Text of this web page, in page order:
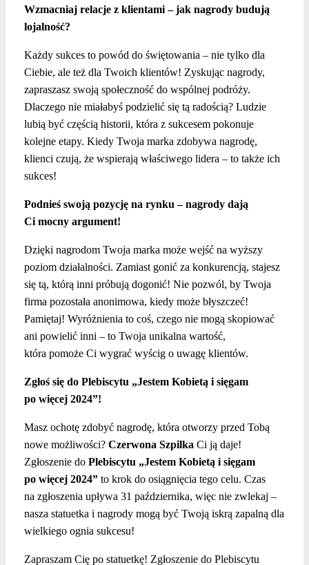
Wzmacniaj relacje z klientami – jak nagrody budują
lojalność?
Każdy sukces to powód do świętowania – nie tylko dla
Ciebie, ale też dla Twoich klientów! Zyskując nagrody,
zapraszasz swoją społeczność do wspólnej podróży.
Dlaczego nie miałabyś podzielić się tą radością? Ludzie
lubią być częścią historii, która z sukcesem pokonuje
kolejne etapy. Kiedy Twoja marka zdobywa nagrodę,
klienci czują, że wspierają właściwego lidera – to także ich
sukces!
Podnieś swoją pozycję na rynku – nagrody dają
Ci mocny argument!
Dzięki nagrodom Twoja marka może wejść na wyższy
poziom działalności. Zamiast gonić za konkurencją, stajesz
się tą, którą inni próbują dogonić! Nie pozwól, by Twoja
firma pozostała anonimowa, kiedy może błyszczeć!
Pamiętaj! Wyróżnienia to coś, czego nie mogą skopiować
ani powielić inni – to Twoja unikalna wartość,
która pomoże Ci wygrać wyścig o uwagę klientów.
Zgłoś się do Plebiscytu „Jestem Kobietą i sięgam
po więcej 2024”!
Masz ochotę zdobyć nagrodę, która otworzy przed Tobą
nowe możliwości? Czerwona Szpilka Ci ją daje!
Zgłoszenie do Plebiscytu „Jestem Kobietą i sięgam
po więcej 2024” to krok do osiągnięcia tego celu. Czas
na zgłoszenia upływa 31 października, więc nie zwlekaj –
nasza statuetka i nagrody mogą być Twoją iskrą zapalną dla
wielkiego ognia sukcesu!
Zapraszam Cię po statuetkę! Zgłoszenie do Plebiscytu